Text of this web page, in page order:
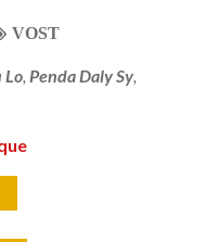
VOST
Lo, Penda Daly Sy,